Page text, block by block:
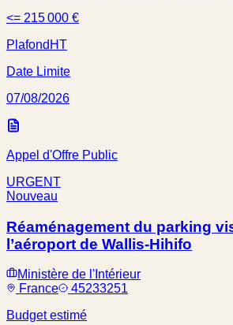
<= 215 000 €
Plafond HT
Date Limite
07/08/2026
Appel d'Offre Public
URGENT
Nouveau
Réaménagement du parking
l’aéroport de Wallis-Hihifo
Ministère de l'Intérieur
France
45233251
Budget estimé